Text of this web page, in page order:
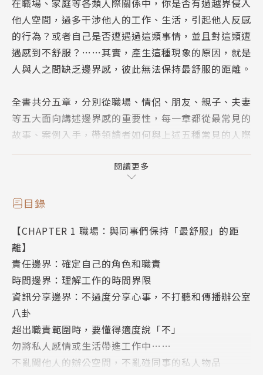
在職場、家庭等各類人際關係中，你是否有過越界侵入
他人空間，過多干涉他人的工作、生活，引起他人反感
的行為？或者自己是否遭遇過這類事情，並且對這類遭
遇感到不舒服？……其實，產生這種現象的原因，就是
人與人之間缺乏邊界感，彼此無法保持最舒服的距離。
全書共分五章，分別從職場、情侶、朋友、親子、夫妻
等五大面向講述邊界感的重要性，每一章都從最常見的
故事、案例入手，帶領讀者如何與上述五種常見的人際
提供最適合的觀點，幫助讀者在與不同的人相處時建立
邊界感，規範自己的言行舉止，同時也保護自己免受他
人侵犯，絕對是一本可讀性非常強，也深具實用性的好
作者簡介
肖衛
心理諮詢家、暢銷書作者
引領勵志書新潮流，以深刻的人生見解結合心理學和社
會學，為讀者提供了不可替代的人生建議和規劃。
閱讀更多
目錄
【CHAPTER 1 職場：與同事們保持「最舒服」的距
離】
責任邊界：確定自己的角色和職責
時間邊界：理解工作的時間界限
資訊分享邊界：不過度分享心事，不打聽和傳播辦公室
八卦
超出職責範圍時，要懂得適度說「不」
勿將私人感情或生活帶進工作中……
不亂闖他人的辦公空間，不亂碰同事的私人物品